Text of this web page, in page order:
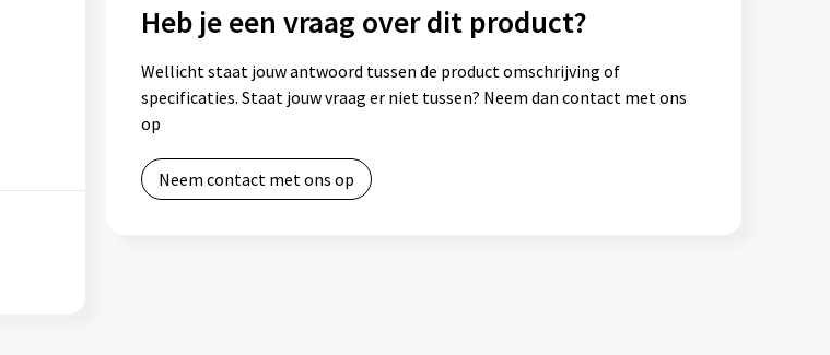
Heb je een vraag over dit product?
Wellicht staat jouw antwoord tussen de product omschrijving of
specificaties. Staat jouw vraag er niet tussen? Neem dan contact met ons
op
Neem contact met ons op